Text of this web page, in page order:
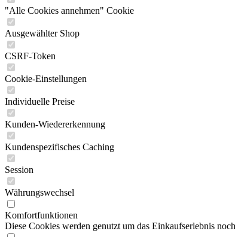
"Alle Cookies annehmen" Cookie
Ausgewählter Shop
CSRF-Token
Cookie-Einstellungen
Individuelle Preise
Kunden-Wiedererkennung
Kundenspezifisches Caching
Session
Währungswechsel
Komfortfunktionen
Diese Cookies werden genutzt um das Einkaufserlebnis